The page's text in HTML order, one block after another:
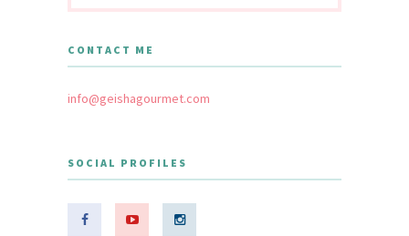
CONTACT ME
info@geishagourmet.com
SOCIAL PROFILES